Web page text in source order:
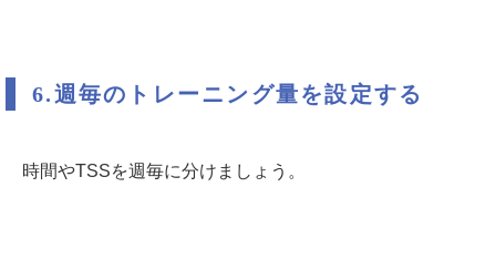
6.週毎のトレーニング量を設定する
時間やTSSを週毎に分けましょう。